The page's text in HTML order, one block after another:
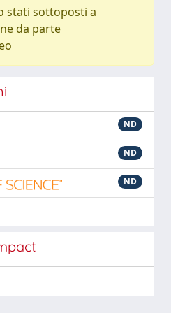
stati sottoposti a
da parte
ND
ND
ND